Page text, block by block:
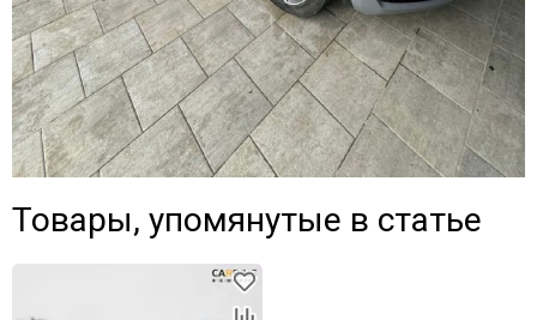
Товары, упомянутые в статье